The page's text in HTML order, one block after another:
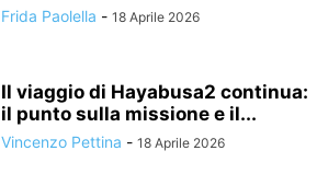
Frida Paolella - 18 Aprile 2026
Il viaggio di Hayabusa2 continua:
il punto sulla missione e il...
Vincenzo Pettina - 18 Aprile 2026